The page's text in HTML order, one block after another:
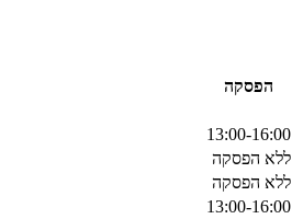
הפסקה
13:00-16:00
ללא הפסקה
ללא הפסקה
13:00-16:00